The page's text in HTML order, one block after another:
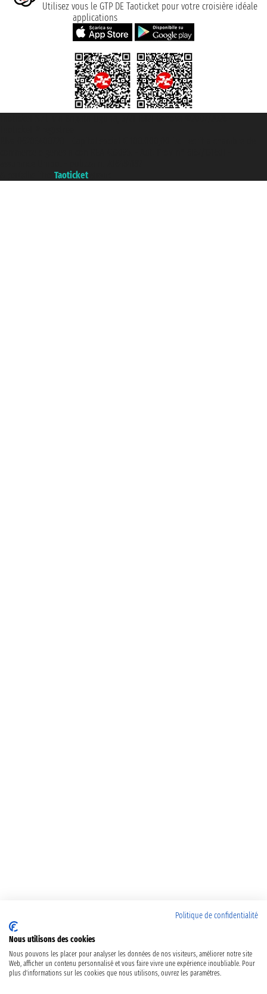
Utilisez vous le GTP DE Taoticket pour votre croisière idéale
applications
Taoticket
Politique de confidentialité
Nous utilisons des cookies
Nous pouvons les placer pour analyser les données de nos visiteurs, améliorer notre site
Web, afficher un contenu personnalisé et vous faire vivre une expérience inoubliable. Pour
plus d'informations sur les cookies que nous utilisons, ouvrez les paramètres.